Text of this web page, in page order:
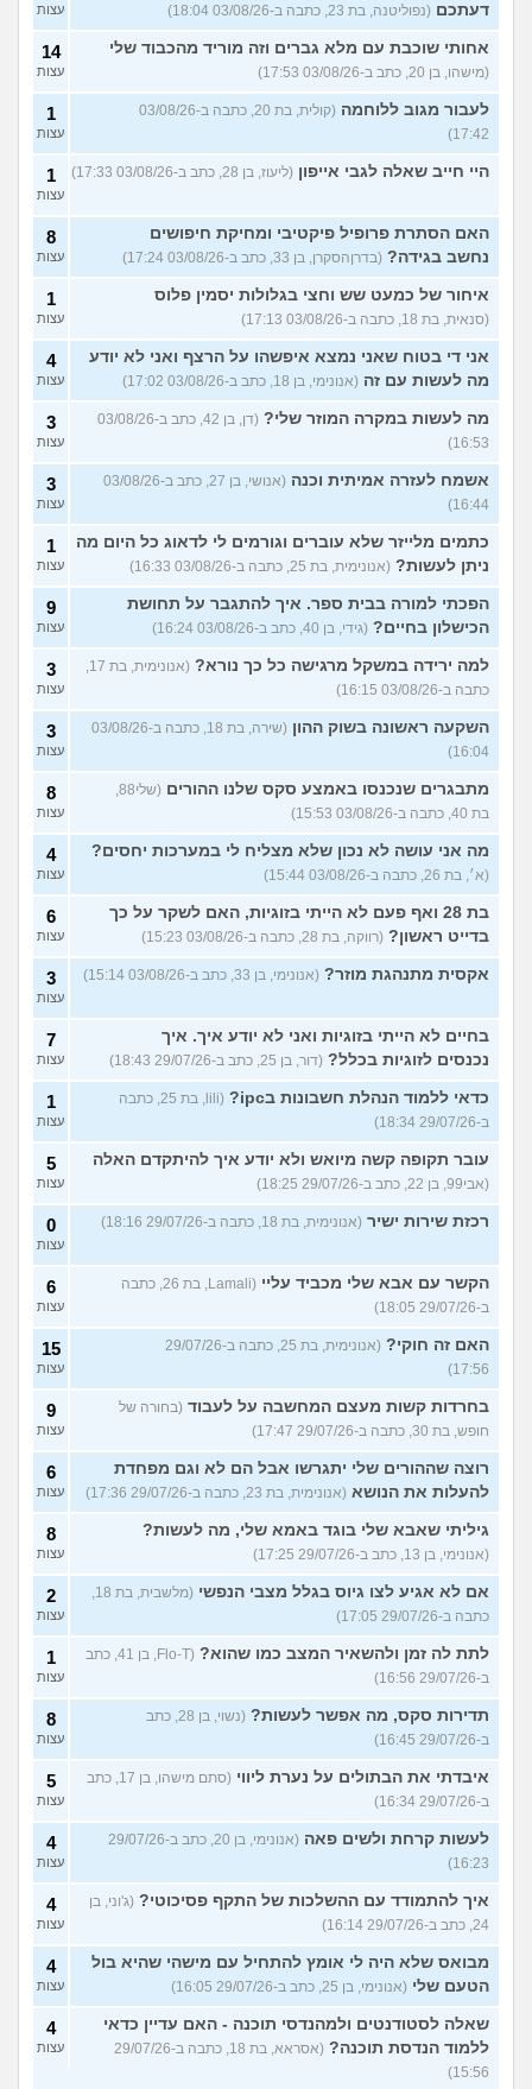
דעתכם (נפוליטנה, בת 23, כתבה ב-03/08/26 18:04) עצות
אחותי שוכבת עם מלא גברים וזה מוריד מהכבוד שלי
(מישהו, בן 20, כתב ב-03/08/26 17:53)
14
עצות
לעבור מגוב ללוחמה
(קולית, בת 20, כתבה ב-03/08/26
17:42)
1
עצות
היי חייב שאלה לגבי אייפון (ליעוז, בן 28, כתב ב-03/08/26 17:33) 1
עצות
האם הסתרת פרופיל פיקטיבי ומחיקת חיפושים
נחשב בגידה? (בדרןהסקרן, בן 33, כתב ב-03/08/26 17:24)
8
עצות
איחור של כמעט שש וחצי בגלולות יסמין פלוס
(סנאית, בת 18, כתבה ב-03/08/26 17:13)
1
עצות
אני די בטוח שאני נמצא איפשהו על הרצף ואני לא יודע
מה לעשות עם זה (אנונימי, בן 18, כתב ב-03/08/26 17:02)
4
עצות
מה לעשות במקרה המוזר שלי?
(דן, בן 42, כתב ב-03/08/26
16:53)
3
עצות
אשמח לעזרה אמיתית וכנה
(אנושי, בן 27, כתב ב-03/08/26
16:44)
3
עצות
כתמים מלייזר שלא עוברים וגורמים לי לדאוג כל היום מה
ניתן לעשות? (אנונימית, בת 25, כתבה ב-03/08/26 16:33)
1
עצות
הפכתי למורה בבית ספר. איך להתגבר על תחושת
הכישלון בחיים? (גידי, בן 40, כתב ב-03/08/26 16:24)
9
עצות
למה ירידה במשקל מרגישה כל כך נורא?
(אנונימית, בת 17,
כתבה ב-03/08/26 16:15)
3
עצות
השקעה ראשונה בשוק ההון
(שירה, בת 18, כתבה ב-03/08/26
16:04)
3
עצות
מתבגרים שנכנסו באמצע סקס שלנו ההורים
(שלי88,
בת 40, כתבה ב-03/08/26 15:53)
8
עצות
מה אני עושה לא נכון שלא מצליח לי במערכות יחסים?
(א׳, בת 26, כתבה ב-03/08/26 15:44)
4
עצות
בת 28 ואף פעם לא הייתי בזוגיות, האם לשקר על כך
בדייט ראשון? (רווקה, בת 28, כתבה ב-03/08/26 15:23)
6
עצות
אקסית מתנהגת מוזר? (אנונימי, בן 33, כתב ב-03/08/26 15:14) 3
עצות
בחיים לא הייתי בזוגיות ואני לא יודע איך. איך
נכנסים לזוגיות בכלל? (דור, בן 25, כתב ב-29/07/26 18:43)
7
עצות
כדאי ללמוד הנהלת חשבונות בipc?
(lili, בת 25, כתבה
ב-29/07/26 18:34)
1
עצות
עובר תקופה קשה מיואש ולא יודע איך להיתקדם האלה
(אבי99, בן 22, כתב ב-29/07/26 18:25)
5
עצות
רכזת שירות ישיר (אנונימית, בת 18, כתבה ב-29/07/26 18:16) 0
עצות
הקשר עם אבא שלי מכביד עליי
(Lamali, בת 26, כתבה
ב-29/07/26 18:05)
6
עצות
האם זה חוקי?
(אנונימית, בת 25, כתבה ב-29/07/26
17:56)
15
עצות
בחרדות קשות מעצם המחשבה על לעבוד (בחורה של
חופש, בת 30, כתבה ב-29/07/26 17:47)
9
עצות
רוצה שההורים שלי יתגרשו אבל הם לא וגם מפחדת
להעלות את הנושא (אנונימית, בת 23, כתבה ב-29/07/26 17:36)
6
עצות
גיליתי שאבא שלי בוגד באמא שלי, מה לעשות?
(אנונימי, בן 13, כתב ב-29/07/26 17:25)
8
עצות
אם לא אגיע לצו גיוס בגלל מצבי הנפשי
(מלשבית, בת 18,
כתבה ב-29/07/26 17:05)
2
עצות
לתת לה זמן ולהשאיר המצב כמו שהוא?
(Flo-T, בן 41, כתב
ב-29/07/26 16:56)
1
עצות
תדירות סקס, מה אפשר לעשות?
(נשוי, בן 28, כתב
ב-29/07/26 16:45)
8
עצות
איבדתי את הבתולים על נערת ליווי
(סתם מישהו, בן 17, כתב
ב-29/07/26 16:34)
5
עצות
לעשות קרחת ולשים פאה
(אנונימי, בן 20, כתב ב-29/07/26
16:23)
4
עצות
איך להתמודד עם ההשלכות של התקף פסיכוטי? (ג'וני, בן
24, כתב ב-29/07/26 16:14)
4
עצות
מבואס שלא היה לי אומץ להתחיל עם מישהי שהיא בול
הטעם שלי (אנונימי, בן 25, כתב ב-29/07/26 16:05)
4
עצות
שאלה לסטודנטים ולמהנדסי תוכנה - האם עדיין כדאי
ללמוד הנדסת תוכנה?
(אסראא, בת 18, כתבה ב-29/07/26
15:56)
4
עצות